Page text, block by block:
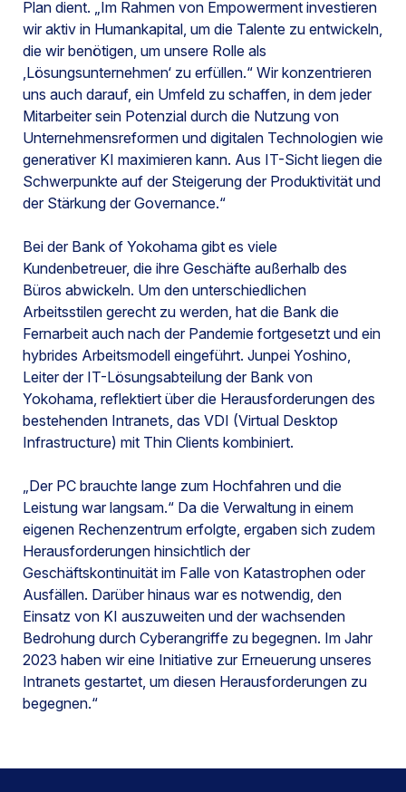
Plan dient. „Im Rahmen von Empowerment investieren
wir aktiv in Humankapital, um die Talente zu entwickeln,
die wir benötigen, um unsere Rolle als
‚Lösungsunternehmen‘ zu erfüllen.“ Wir konzentrieren
uns auch darauf, ein Umfeld zu schaffen, in dem jeder
Mitarbeiter sein Potenzial durch die Nutzung von
Unternehmensreformen und digitalen Technologien wie
generativer KI maximieren kann. Aus IT-Sicht liegen die
Schwerpunkte auf der Steigerung der Produktivität und
der Stärkung der Governance.“
Bei der Bank of Yokohama gibt es viele
Kundenbetreuer, die ihre Geschäfte außerhalb des
Büros abwickeln. Um den unterschiedlichen
Arbeitsstilen gerecht zu werden, hat die Bank die
Fernarbeit auch nach der Pandemie fortgesetzt und ein
hybrides Arbeitsmodell eingeführt. Junpei Yoshino,
Leiter der IT-Lösungsabteilung der Bank von
Yokohama, reflektiert über die Herausforderungen des
bestehenden Intranets, das VDI (Virtual Desktop
Infrastructure) mit Thin Clients kombiniert.
„Der PC brauchte lange zum Hochfahren und die
Leistung war langsam.“ Da die Verwaltung in einem
eigenen Rechenzentrum erfolgte, ergaben sich zudem
Herausforderungen hinsichtlich der
Geschäftskontinuität im Falle von Katastrophen oder
Ausfällen. Darüber hinaus war es notwendig, den
Einsatz von KI auszuweiten und der wachsenden
Bedrohung durch Cyberangriffe zu begegnen. Im Jahr
2023 haben wir eine Initiative zur Erneuerung unseres
Intranets gestartet, um diesen Herausforderungen zu
begegnen.“